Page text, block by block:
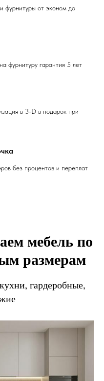
фурнитуры от эконом до
фурнитуру гарантия 5 лет
в 3-D в подарок при
без процентов и переплат
мебель по
размерам
гардеробные,